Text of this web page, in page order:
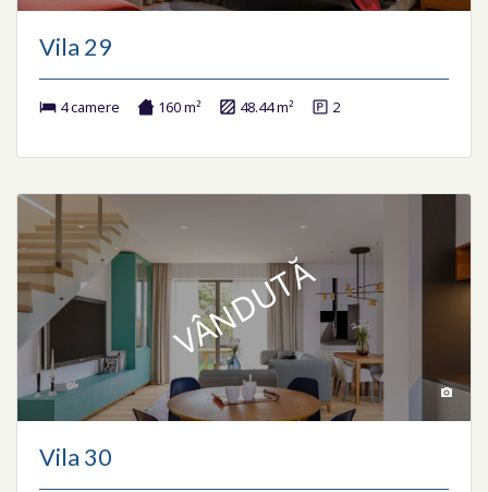
Vila 29
4 camere 160 m² 48.44 m² 2
VÂNDUTĂ
Vila 30